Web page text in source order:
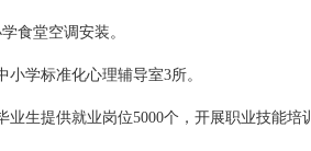
食堂空调安装。
小学标准化心理辅导室3所。
业生提供就业岗位5000个，开展职业技能培